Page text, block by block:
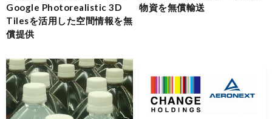
Google Photorealistic 3D
Tilesを活用した空間情報を無
償提供
物資を無償輸送